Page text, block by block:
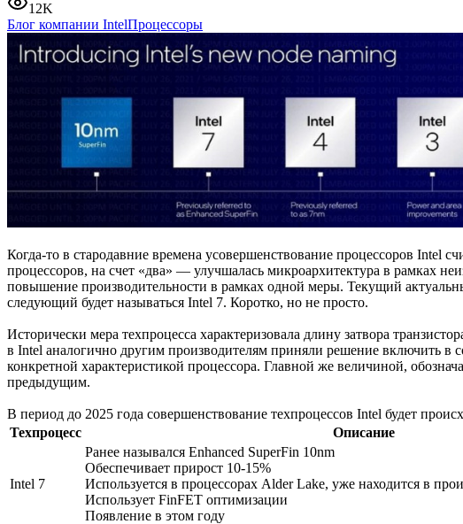
12K
Блог компании IntelПроцессоры
Когда-то в стародавние времена усовершенствование процессоров Intel
процессоров, на счет «два» — улучшалась микроархитектура в рамках
повышение производительности в рамках одной меры. Текущий
следующий будет называться Intel 7. Коротко, но не просто.
Исторически мера техпроцесса характеризовала длину затвора
в Intel аналогично другим производителям приняли решение включить
конкретной характеристикой процессора. Главной же величиной,
предыдущим.
В период до 2025 года совершенствование техпроцессов Intel будет
Техпроцесс
Описание
Intel 7
Ранее назывался Enhanced SuperFin 10nm
Обеспечивает прирост 10-15%
Используется в процессорах Alder Lake, уже находится в
Использует FinFET оптимизации
Появление в этом году